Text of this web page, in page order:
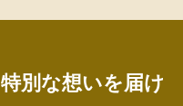
別な想いを届け